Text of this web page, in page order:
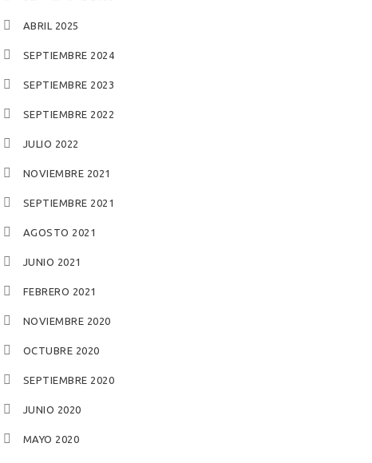
ABRIL 2025
SEPTIEMBRE 2024
SEPTIEMBRE 2023
SEPTIEMBRE 2022
JULIO 2022
NOVIEMBRE 2021
SEPTIEMBRE 2021
AGOSTO 2021
JUNIO 2021
FEBRERO 2021
NOVIEMBRE 2020
OCTUBRE 2020
SEPTIEMBRE 2020
JUNIO 2020
MAYO 2020